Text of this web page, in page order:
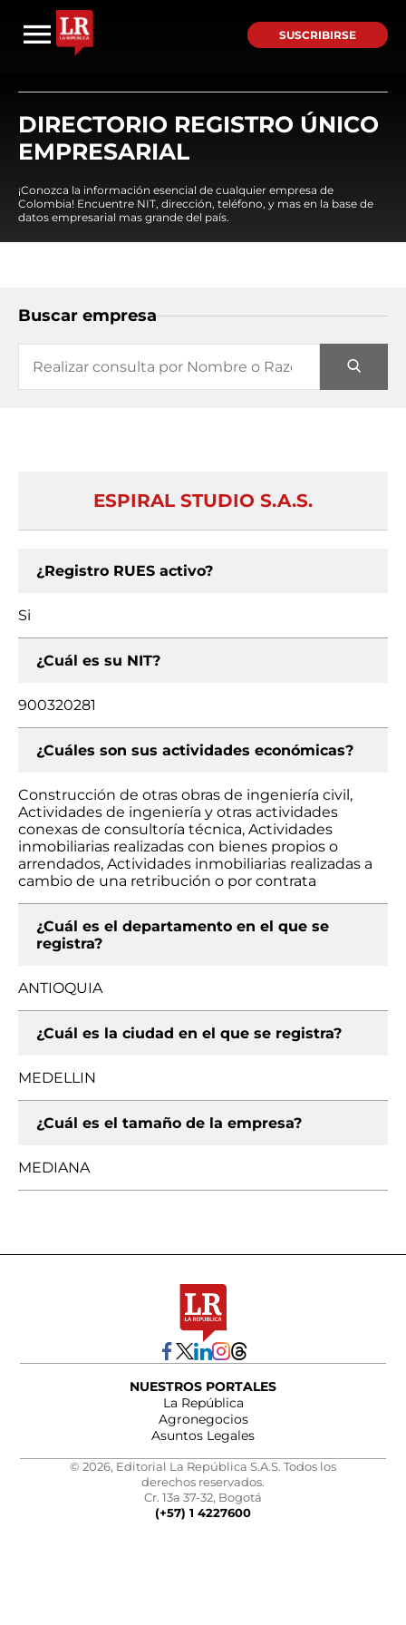
SUSCRIBIRSE
DIRECTORIO REGISTRO ÚNICO
EMPRESARIAL
¡Conozca la información esencial de cualquier empresa de
Colombia! Encuentre NIT, dirección, teléfono, y mas en la base de
datos empresarial mas grande del país.
Buscar empresa
ESPIRAL STUDIO S.A.S.
¿Registro RUES activo?
Si
¿Cuál es su NIT?
900320281
¿Cuáles son sus actividades económicas?
Construcción de otras obras de ingeniería civil,
Actividades de ingeniería y otras actividades
conexas de consultoría técnica, Actividades
inmobiliarias realizadas con bienes propios o
arrendados, Actividades inmobiliarias realizadas a
cambio de una retribución o por contrata
¿Cuál es el departamento en el que se
registra?
ANTIOQUIA
¿Cuál es la ciudad en el que se registra?
MEDELLIN
¿Cuál es el tamaño de la empresa?
MEDIANA
NUESTROS PORTALES
La República
Agronegocios
Asuntos Legales
© 2026, Editorial La República S.A.S. Todos los
derechos reservados.
Cr. 13a 37-32, Bogotá
(+57) 1 4227600